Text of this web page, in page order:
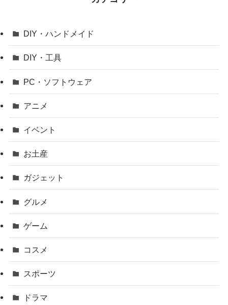
DIY・ハンドメイド
DIY・工具
PC・ソフトウェア
アニメ
イベント
お土産
ガジェット
グルメ
ゲーム
コスメ
スポーツ
ドラマ